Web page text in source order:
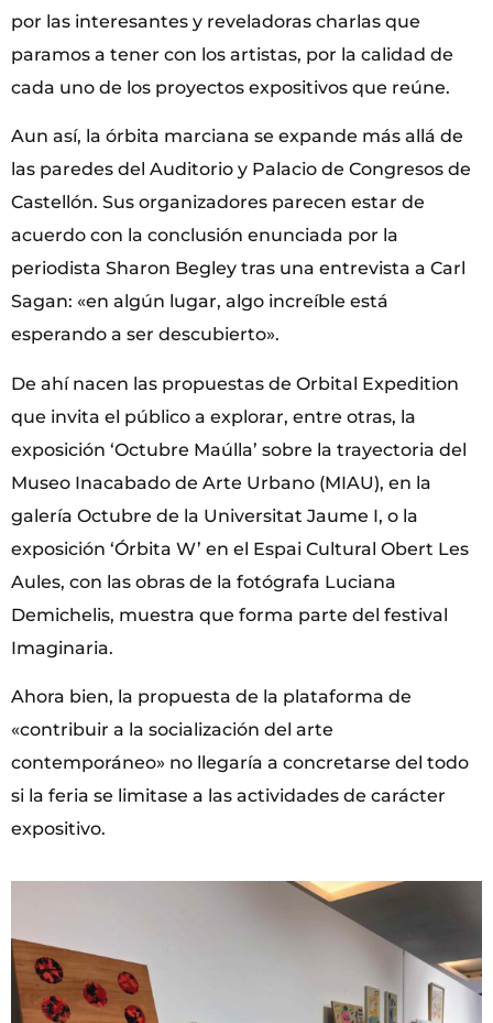
por las interesantes y reveladoras charlas que
paramos a tener con los artistas, por la calidad de
cada uno de los proyectos expositivos que reúne.
Aun así, la órbita marciana se expande más allá de
las paredes del Auditorio y Palacio de Congresos de
Castellón. Sus organizadores parecen estar de
acuerdo con la conclusión enunciada por la
periodista Sharon Begley tras una entrevista a Carl
Sagan: «en algún lugar, algo increíble está
esperando a ser descubierto».
De ahí nacen las propuestas de Orbital Expedition
que invita el público a explorar, entre otras, la
exposición ‘Octubre Maúlla’ sobre la trayectoria del
Museo Inacabado de Arte Urbano (MIAU), en la
galería Octubre de la Universitat Jaume I, o la
exposición ‘Órbita W’ en el Espai Cultural Obert Les
Aules, con las obras de la fotógrafa Luciana
Demichelis, muestra que forma parte del festival
Imaginaria.
Ahora bien, la propuesta de la plataforma de
«contribuir a la socialización del arte
contemporáneo» no llegaría a concretarse del todo
si la feria se limitase a las actividades de carácter
expositivo.